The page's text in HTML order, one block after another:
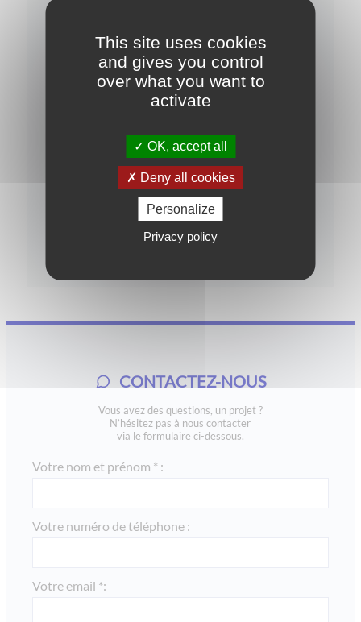
Je souhaite rester informé(e) sur les
opportunités d'investissement
Garanties et réglementations
CONTACTEZ-NOUS
Vous avez des questions, un projet ?
N’hésitez pas à nous contacter
via le formulaire ci-dessous.
Votre nom et prénom * :
Votre numéro de téléphone :
Votre email *:
This site uses cookies
and gives you control
over what you want to
activate
OK, accept all
Deny all cookies
Personalize
Privacy policy